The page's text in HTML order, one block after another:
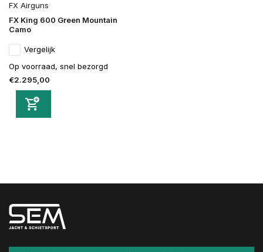
FX Airguns
FX King 600 Green Mountain
Camo
Vergelijk
Op voorraad, snel bezorgd
€2.295,00